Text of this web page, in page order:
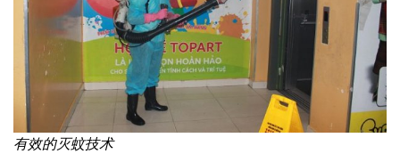
有效的灭蚊技术